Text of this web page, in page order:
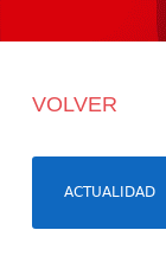
VOLVER
ACTUALIDAD